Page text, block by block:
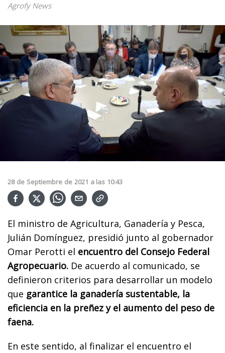
Agrofy News
28 de Septiembre de 2021 a las 10:43
El ministro de Agricultura, Ganadería y Pesca,
Julián Domínguez, presidió junto al gobernador
Omar Perotti el encuentro del Consejo Federal
Agropecuario. De acuerdo al comunicado, se
definieron criterios para desarrollar un modelo
que garantice la ganadería sustentable, la
eficiencia en la preñez y el aumento del peso de
faena.
En este sentido, al finalizar el encuentro el